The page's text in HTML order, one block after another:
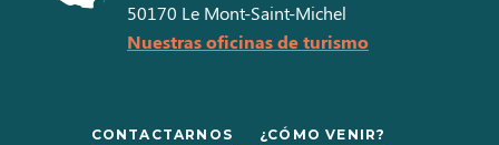
50170 Le Mont-Saint-Michel
Nuestras oficinas de turismo
CONTACTARNOS ¿CÓMO VENIR?